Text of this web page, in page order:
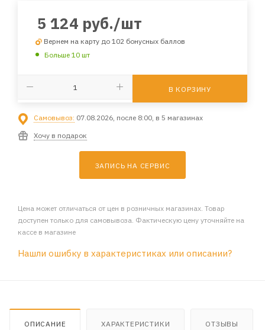
5 124 руб./шт
Вернем на карту до 102 бонусных баллов
Больше 10 шт
В КОРЗИНУ
Самовывоз: 07.08.2026, после 8:00, в 5 магазинах
Хочу в подарок
ЗАПИСЬ НА СЕРВИС
Цена может отличаться от цен в розничных магазинах. Товар
доступен только для самовывоза. Фактическую цену уточняйте на
кассе в магазине
Нашли ошибку в характеристиках или описании?
ОПИСАНИЕ ХАРАКТЕРИСТИКИ ОТЗЫВЫ